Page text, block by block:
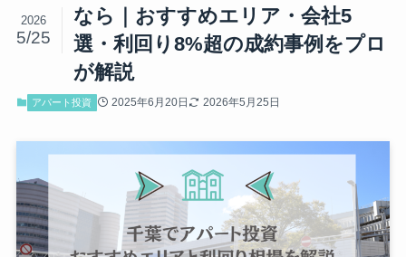
なら｜おすすめエリア・会社5
選・利回り8%超の成約事例をプロ
が解説
2026
5/25
アパート投資 2025年6月20日 2026年5月25日